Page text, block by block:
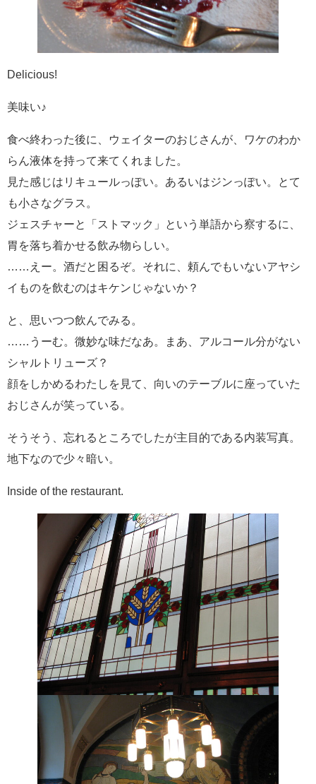
Delicious!
美味い♪
食べ終わった後に、ウェイターのおじさんが、ワケのわか
らん液体を持って来てくれました。
見た感じはリキュールっぽい。あるいはジンっぽい。とて
も小さなグラス。
ジェスチャーと「ストマック」という単語から察するに、
胃を落ち着かせる飲み物らしい。
……えー。酒だと困るぞ。それに、頼んでもいないアヤシ
イものを飲むのはキケンじゃないか？
と、思いつつ飲んでみる。
……うーむ。微妙な味だなあ。まあ、アルコール分がない
シャルトリューズ？
顔をしかめるわたしを見て、向いのテーブルに座っていた
おじさんが笑っている。
そうそう、忘れるところでしたが主目的である内装写真。
地下なので少々暗い。
Inside of the restaurant.